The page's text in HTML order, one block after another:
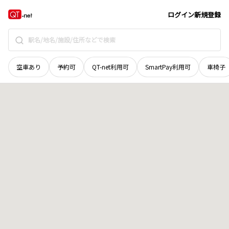
ログイン新規登録
空車あり 予約可 QT-net利用可 SmartPay利用可 車椅子
岡山県